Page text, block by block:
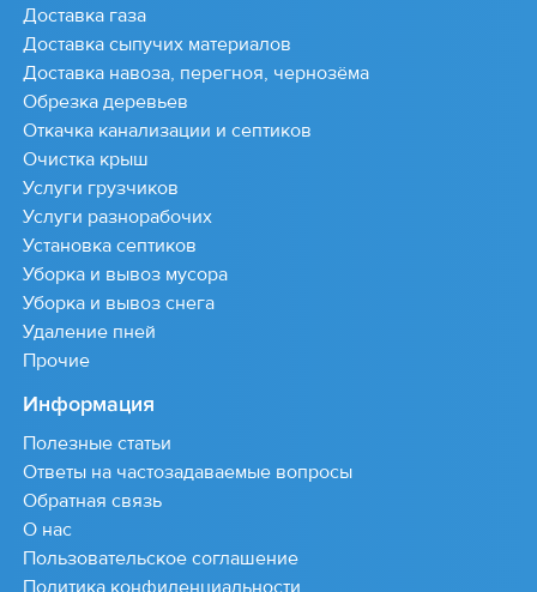
Доставка газа
Доставка сыпучих материалов
Доставка навоза, перегноя, чернозёма
Обрезка деревьев
Откачка канализации и септиков
Очистка крыш
Услуги грузчиков
Услуги разнорабочих
Установка септиков
Уборка и вывоз мусора
Уборка и вывоз снега
Удаление пней
Прочие
Информация
Полезные статьи
Ответы на частозадаваемые вопросы
Обратная связь
О нас
Пользовательское соглашение
Политика конфиденциальности